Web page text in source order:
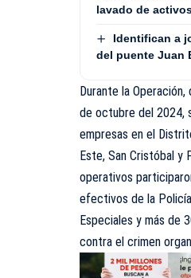
lavado de
Identifican a
del puente Juan
Durante la
de octubre del 2024,
empresas en el
Este, San Cristóbal y
operativos
efectivos de la
Especiales y más de
contra el crimen